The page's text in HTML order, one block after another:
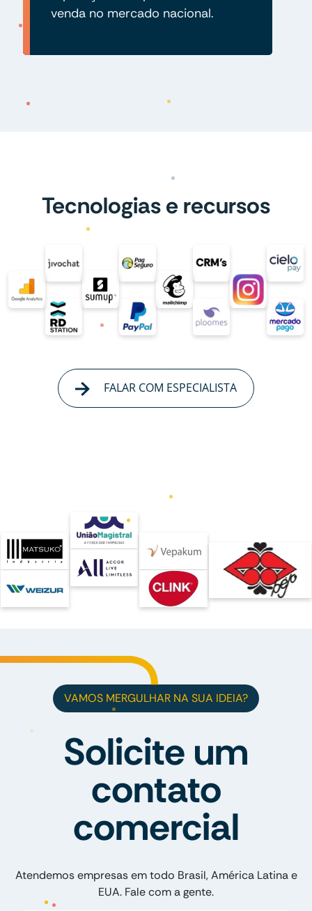
venda no mercado nacional.
Tecnologias e recursos
FALAR COM ESPECIALISTA
VAMOS MERGULHAR NA SUA IDEIA?
Solicite um
contato
comercial
Atendemos empresas em todo Brasil, América Latina e
EUA. Fale com a gente.